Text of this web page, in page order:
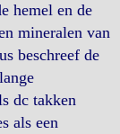
hemel en de
mineralen van
beschreef de
dc takken
als een